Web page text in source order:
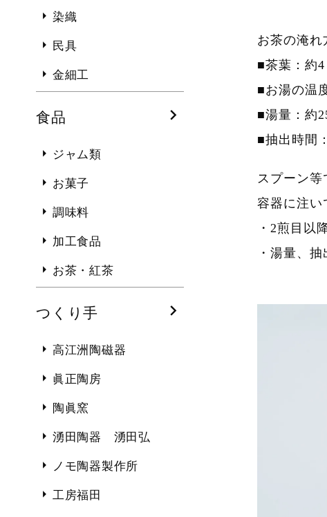
染織
民具
金細工
食品
ジャム類
お菓子
調味料
加工食品
お茶・紅茶
つくり手
高江洲陶磁器
眞正陶房
陶眞窯
湧田陶器 湧田弘
ノモ陶器製作所
工房福田
お茶の淹れ
■茶葉：約4
■お湯の温
■湯量：約
■抽出時間
スプーン
容器に注い
・2煎目以
・湯量、